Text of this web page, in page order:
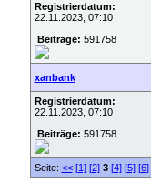
Registrierdatum:
22.11.2023, 07:10
Beiträge: 591758
xanbank
Registrierdatum:
22.11.2023, 07:10
Beiträge: 591758
Seite: << [1] [2] 3 [4] [5] [6]